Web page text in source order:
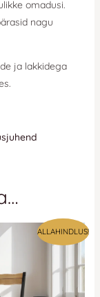
omadusi.
nagu
ja lakkidega
ALLAHINDLUS!